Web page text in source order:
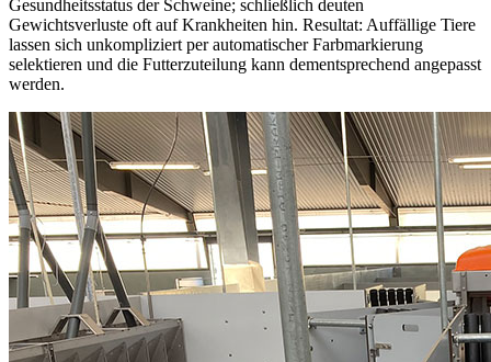
Gesundheitsstatus der Schweine; schließlich deuten
Gewichtsverluste oft auf Krankheiten hin. Resultat: Auffällige Tiere
lassen sich unkompliziert per automatischer Farbmarkierung
selektieren und die Futterzuteilung kann dementsprechend angepasst
werden.